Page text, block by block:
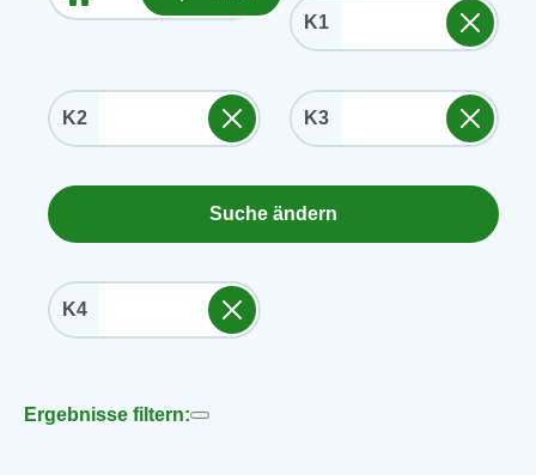
K1
K2 K3
K4
Suche ändern
Ergebnisse filtern: